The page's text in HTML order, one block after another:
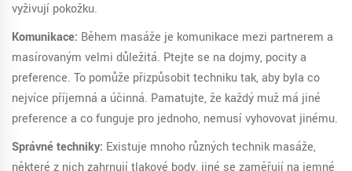
vyživují pokožku.
Komunikace: Během masáže je komunikace mezi partnerem a
masírovaným velmi důležitá. Ptejte se na dojmy, pocity a
preference. To pomůže přizpůsobit techniku tak, aby byla co
nejvíce příjemná a účinná. Pamatujte, že každý muž má jiné
preference a co funguje pro jednoho, nemusí vyhovovat jinému.
Správné techniky: Existuje mnoho různých technik masáže,